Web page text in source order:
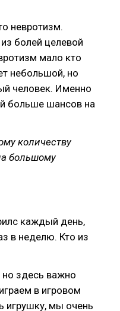
невротизм.
болей целевой
мало кто
небольшой, но
человек. Именно
больше шансов на
количеству
большому
каждый день,
в неделю. Кто из
здесь важно
в игровом
игрушку, мы очень